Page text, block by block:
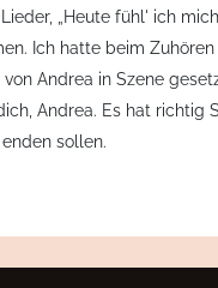
„Heute fühl' ich
Ich hatte beim
Andrea in Szene
Andrea. Es hat
sollen.